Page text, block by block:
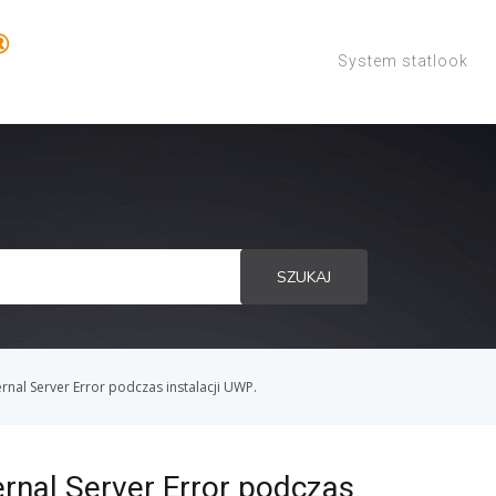
System statlook
SZUKAJ
Server Error podczas instalacji UWP.
Server Error podczas